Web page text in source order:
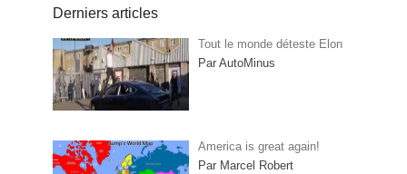
Derniers articles
Tout le monde déteste Elon
Par AutoMinus
America is great again!
Par Marcel Robert